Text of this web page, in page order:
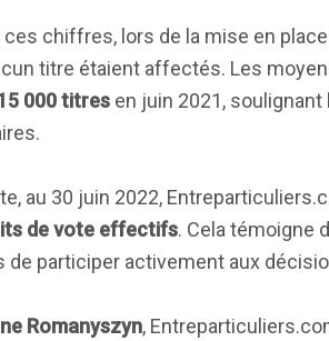
chiffres, lors de la mise en
titre étaient affectés. Les
000 titres en juin 2021,
au 30 juin 2022,
de vote effectifs. Cela témoigne
de participer activement aux
Romanyszyn,